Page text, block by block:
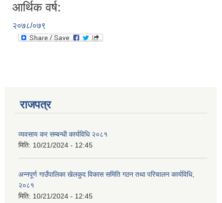
आर्थिक वर्ष:
२०७८/०७९
राजपत्र
व्यवसाय कर सम्बन्धी कार्यविधि २०८१
मिति: 10/21/2024 - 12:45
अन्नपूर्ण गाउँपालिका खेलकुद विकास समिति गठन तथा परिचालन कार्यविधि,
२०८१
मिति: 10/21/2024 - 12:45